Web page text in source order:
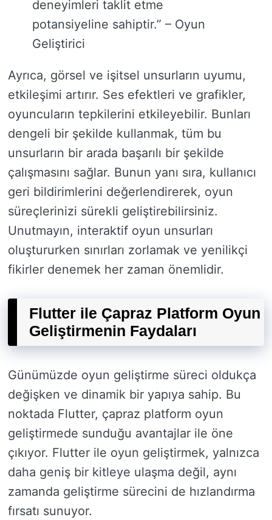
deneyimleri taklit etme
potansiyeline sahiptir.” – Oyun
Geliştirici
Ayrıca, görsel ve işitsel unsurların uyumu,
etkileşimi artırır. Ses efektleri ve grafikler,
oyuncuların tepkilerini etkileyebilir. Bunları
dengeli bir şekilde kullanmak, tüm bu
unsurların bir arada başarılı bir şekilde
çalışmasını sağlar. Bunun yanı sıra, kullanıcı
geri bildirimlerini değerlendirerek, oyun
süreçlerinizi sürekli geliştirebilirsiniz.
Unutmayın, interaktif oyun unsurları
oluştururken sınırları zorlamak ve yenilikçi
fikirler denemek her zaman önemlidir.
Flutter ile Çapraz Platform Oyun
Geliştirmenin Faydaları
Günümüzde oyun geliştirme süreci oldukça
değişken ve dinamik bir yapıya sahip. Bu
noktada Flutter, çapraz platform oyun
geliştirmede sunduğu avantajlar ile öne
çıkıyor. Flutter ile oyun geliştirmek, yalnızca
daha geniş bir kitleye ulaşma değil, aynı
zamanda geliştirme sürecini de hızlandırma
fırsatı sunuyor.